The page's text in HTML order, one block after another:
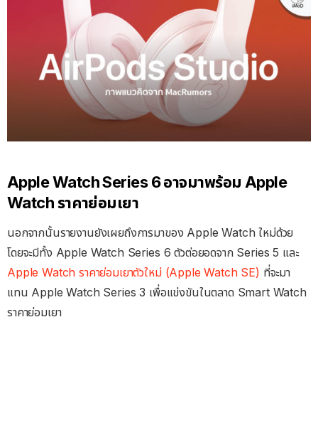
Apple Watch Series 6 อาจมาพร้อม Apple
Watch ราคาย่อมเยา
นอกจากนั้นรายงานยังเผยถึงการมาของ Apple Watch ใหม่ด้วย
โดยจะมีทั้ง Apple Watch Series 6 ตัวต่อยอดจาก Series 5 และ
Apple Watch ราคาย่อมเยาตัวใหม่ (Apple Watch SE) ที่จะมา
แทน Apple Watch Series 3 เพื่อแข่งขันในตลาด Smart Watch
ราคาย่อมเยา